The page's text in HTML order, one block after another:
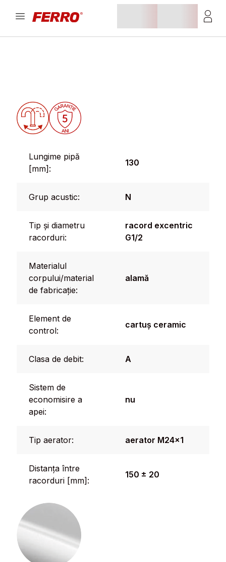
Lungime pipă
[mm]:
130
Grup acustic: N
Tip și diametru
racorduri:
racord excentric
G1/2
Materialul
corpului/material
de fabricație:
alamă
Element de
control:
cartuș ceramic
Clasa de debit: A
Sistem de
economisire a
apei:
nu
Tip aerator: aerator M24x1
Distanța între
racorduri [mm]:
150 ± 20